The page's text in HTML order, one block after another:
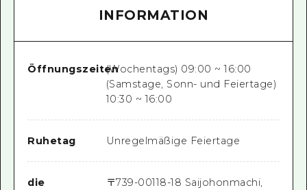
INFORMATION
Öffnungszeiten(Wochentags) 09:00 ~ 16:00
(Samstage, Sonn- und Feiertage)
10:30 ~ 16:00
Ruhetag Unregelmäßige Feiertage
die
〒739-00118-18 Saijohonmachi,